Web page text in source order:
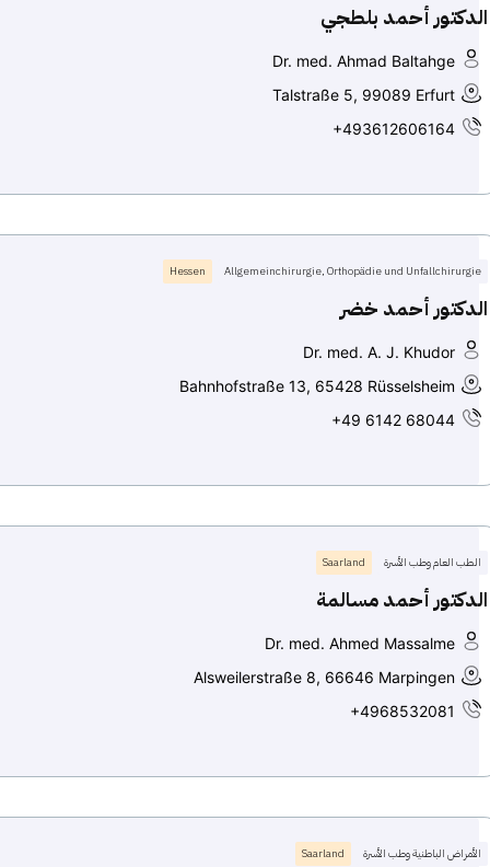
الدكتور أحمد بلطجي
Dr. med. Ahmad Baltahge
Talstraße 5, 99089 Erfurt
+493612606164
Allgemeinchirurgie, Orthopädie und Unfallchirurgie
Hessen
الدكتور أحمد خضر
Dr. med. A. J. Khudor
Bahnhofstraße 13, 65428 Rüsselsheim
+49 6142 68044
الطب العام وطب الأسرة Saarland
الدكتور أحمد مسالمة
Dr. med. Ahmed Massalme
Alsweilerstraße 8, 66646 Marpingen
+4968532081
الأمراض الباطنية وطب الأسرة Saarland